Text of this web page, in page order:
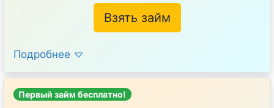
Взять займ
Подробнее
Первый займ бесплатно!